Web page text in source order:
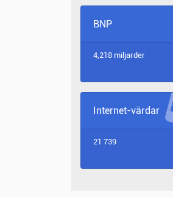
BNP
4,218 miljarder
Internet-värdar
21 739